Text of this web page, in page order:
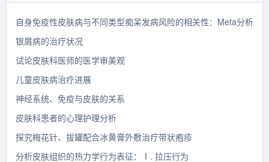
自身免疫性皮肤病与不同类型痴呆发病风险的相关性：Meta分析
银屑病的治疗状况
试论皮肤科医师的医学审美观
儿童皮肤病治疗进展
神经系统、免疫与皮肤的关系
皮肤科患者的心理护理分析
探究梅花针、拔罐配合冰黄膏外敷治疗带状疱疹
分析皮肤组织的热力学行为表征：Ⅰ. 拉压行为